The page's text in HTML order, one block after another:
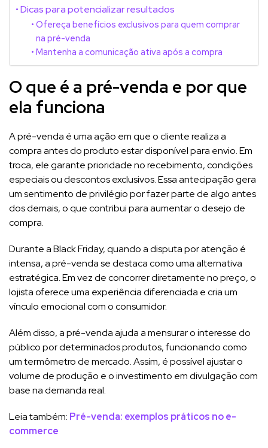
Dicas para potencializar resultados
Ofereça benefícios exclusivos para quem comprar
na pré-venda
Mantenha a comunicação ativa após a compra
O que é a pré-venda e por que
ela funciona
A pré-venda é uma ação em que o cliente realiza a
compra antes do produto estar disponível para envio. Em
troca, ele garante prioridade no recebimento, condições
especiais ou descontos exclusivos. Essa antecipação gera
um sentimento de privilégio por fazer parte de algo antes
dos demais, o que contribui para aumentar o desejo de
compra.
Durante a Black Friday, quando a disputa por atenção é
intensa, a pré-venda se destaca como uma alternativa
estratégica. Em vez de concorrer diretamente no preço, o
lojista oferece uma experiência diferenciada e cria um
vínculo emocional com o consumidor.
Além disso, a pré-venda ajuda a mensurar o interesse do
público por determinados produtos, funcionando como
um termômetro de mercado. Assim, é possível ajustar o
volume de produção e o investimento em divulgação com
base na demanda real.
Leia também: Pré-venda: exemplos práticos no e-
commerce